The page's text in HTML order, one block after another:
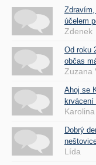
účelem
Zdenek
Od roku
občas
Zuzana
Ahoj se
krvácení
Karolina
Dobrý
Lída